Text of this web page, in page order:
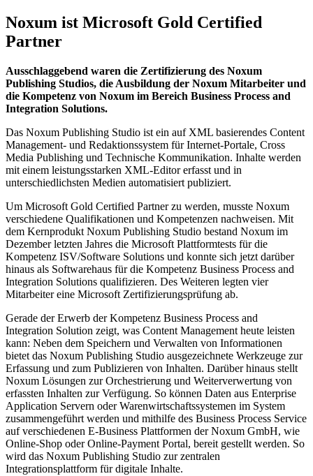
Noxum ist Microsoft Gold Certified
Partner
Ausschlaggebend waren die Zertifizierung des Noxum
Publishing Studios, die Ausbildung der Noxum Mitarbeiter und
die Kompetenz von Noxum im Bereich Business Process and
Integration Solutions.
Das Noxum Publishing Studio ist ein auf XML basierendes Content
Management- und Redaktionssystem für Internet-Portale, Cross
Media Publishing und Technische Kommunikation. Inhalte werden
mit einem leistungsstarken XML-Editor erfasst und in
unterschiedlichsten Medien automatisiert publiziert.
Um Microsoft Gold Certified Partner zu werden, musste Noxum
verschiedene Qualifikationen und Kompetenzen nachweisen. Mit
dem Kernprodukt Noxum Publishing Studio bestand Noxum im
Dezember letzten Jahres die Microsoft Plattformtests für die
Kompetenz ISV/Software Solutions und konnte sich jetzt darüber
hinaus als Softwarehaus für die Kompetenz Business Process and
Integration Solutions qualifizieren. Des Weiteren legten vier
Mitarbeiter eine Microsoft Zertifizierungsprüfung ab.
Gerade der Erwerb der Kompetenz Business Process and
Integration Solution zeigt, was Content Management heute leisten
kann: Neben dem Speichern und Verwalten von Informationen
bietet das Noxum Publishing Studio ausgezeichnete Werkzeuge zur
Erfassung und zum Publizieren von Inhalten. Darüber hinaus stellt
Noxum Lösungen zur Orchestrierung und Weiterverwertung von
erfassten Inhalten zur Verfügung. So können Daten aus Enterprise
Application Servern oder Warenwirtschaftssystemen im System
zusammengeführt werden und mithilfe des Business Process Service
auf verschiedenen E-Business Plattformen der Noxum GmbH, wie
Online-Shop oder Online-Payment Portal, bereit gestellt werden. So
wird das Noxum Publishing Studio zur zentralen
Integrationsplattform für digitale Inhalte.